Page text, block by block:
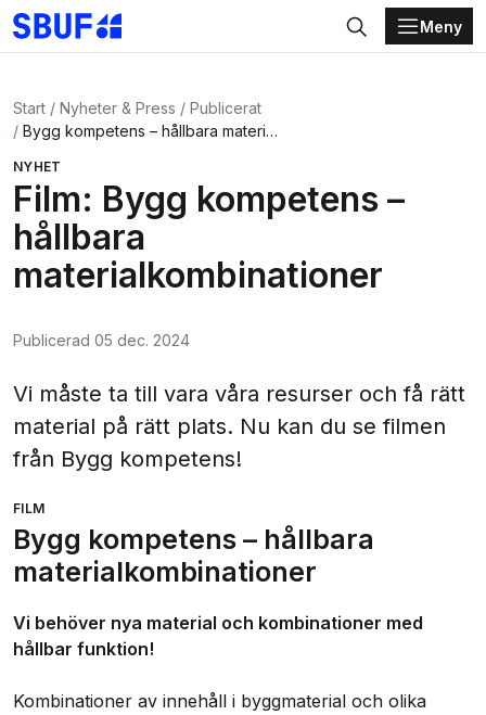
Gå direkt till huvudinnehållet
Sök
Meny
Start Nyheter & Press
Publicerat
Bygg kompetens – hållbara materialkombinationer
NYHET
Film: Bygg kompetens –
hållbara
materialkombinationer
Publicerad 05 dec. 2024
Vi måste ta till vara våra resurser och få rätt
material på rätt plats. Nu kan du se filmen
från Bygg kompetens!
FILM
Bygg kompetens – hållbara
materialkombinationer
Vi behöver nya material och kombinationer med
hållbar funktion!
Kombinationer av innehåll i byggmaterial och olika